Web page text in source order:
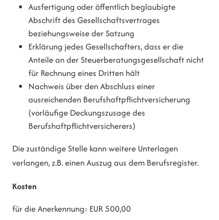
Ausfertigung oder öffentlich beglaubigte
Abschrift des Gesellschaftsvertrages
beziehungsweise der Satzung
Erklärung jedes Gesellschafters, dass er die
Anteile an der Steuerberatungsgesellschaft nicht
für Rechnung eines Dritten hält
Nachweis über den Abschluss einer
ausreichenden Berufshaftpflichtversicherung
(vorläufige Deckungszusage des
Berufshaftpflichtversicherers)
Die zuständige Stelle kann weitere Unterlagen
verlangen, z.B. einen Auszug aus dem Berufsregister.
Kosten
für die Anerkennung: EUR 500,00